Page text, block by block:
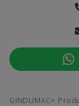
GINDUMAC